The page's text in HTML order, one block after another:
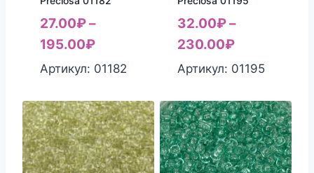
27.00₽–
195.00₽
Артикул: 01182
32.00₽–
230.00₽
Артикул: 01195